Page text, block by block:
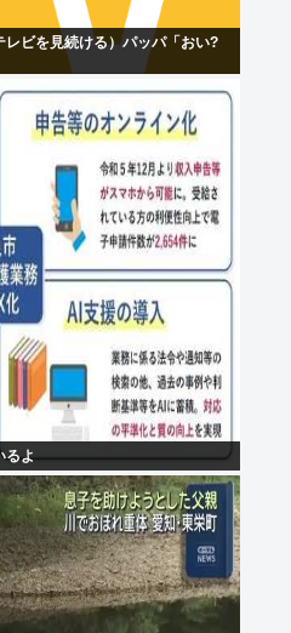
ビを見続ける）パッパ「おい?
るよ